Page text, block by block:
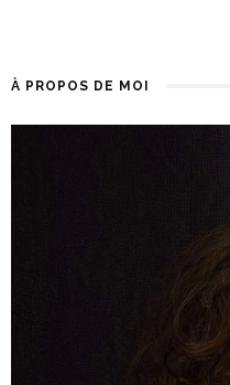
À PROPOS DE MOI